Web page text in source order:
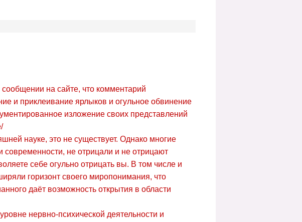
на сайте, что комментарий
и приклеивание ярлыков и огульное обвинение
изложение своих представлений
науке, это не существует. Однако многие
не отрицали и не отрицают
себе огульно отрицать вы. В том числе и
горизонт своего миропонимания, что
даёт возможность открытия в области
нервно-психической деятельности и